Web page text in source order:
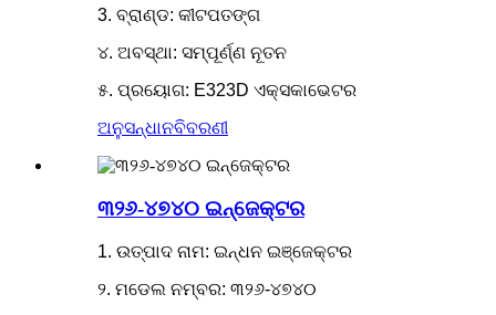
3. ବ୍ରାଣ୍ଡ: କୀଟପତଙ୍ଗ
୪. ଅବସ୍ଥା: ସମ୍ପୂର୍ଣ୍ଣ ନୂତନ
୫. ପ୍ରୟୋଗ: E323D ଏକ୍ସକାଭେଟର
ଅନୁସନ୍ଧାନବିବରଣୀ
୩୨୬-୪୭୪୦ ଇନ୍ଜେକ୍ଟର
1. ଉତ୍ପାଦ ନାମ: ଇନ୍ଧନ ଇଞ୍ଜେକ୍ଟର
୨. ମଡେଲ ନମ୍ବର: ୩୨୬-୪୭୪୦